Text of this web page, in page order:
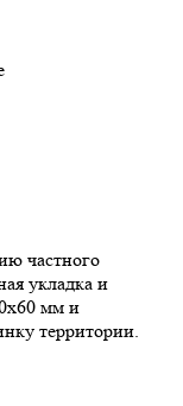
частного
укладка и
мм и
территории.